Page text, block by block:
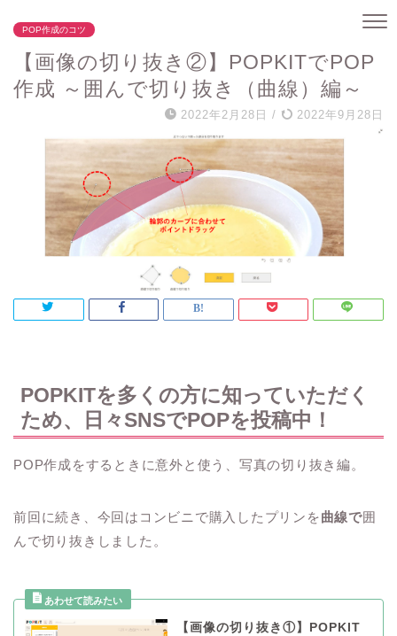
POP作成のコツ
【画像の切り抜き②】POPKITでPOP
作成 ～囲んで切り抜き（曲線）編～
2022年2月28日 / 2022年9月28日
POPKITを多くの方に知っていただく
ため、日々SNSでPOPを投稿中！
POP作成をするときに意外と使う、写真の切り抜き編。
前回に続き、今回はコンビニで購入したプリンを曲線で囲
んで切り抜きしました。
【画像の切り抜き①】POPKIT